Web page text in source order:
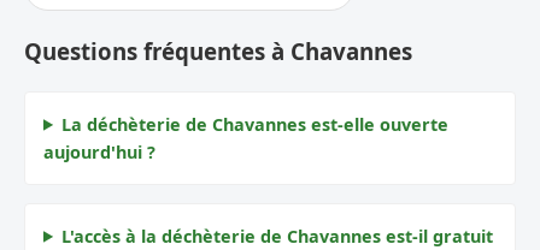
Questions fréquentes à Chavannes
La déchèterie de Chavannes est-elle ouverte
aujourd'hui ?
L'accès à la déchèterie de Chavannes est-il gratuit